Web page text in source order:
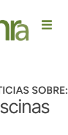
SOBRE: